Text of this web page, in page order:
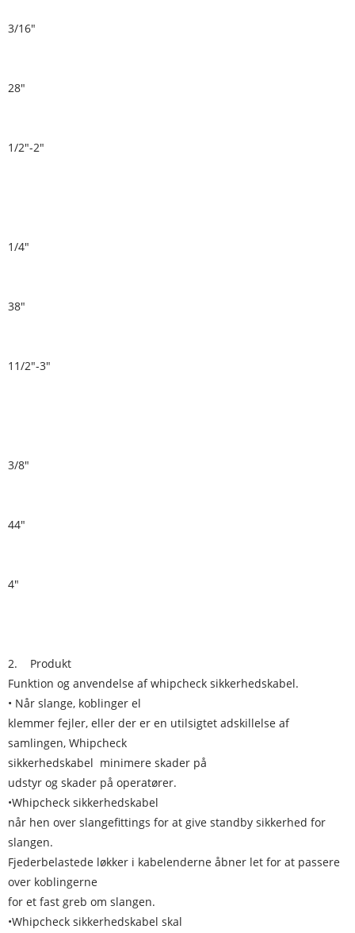
3/16"
28"
1/2"-2"
1/4"
38"
11/2"-3"
3/8"
44"
4"
2. Produkt
Funktion og anvendelse af whipcheck sikkerhedskabel.
• Når slange, koblinger el
klemmer fejler, eller der er en utilsigtet adskillelse af
samlingen, Whipcheck
sikkerhedskabel minimere skader på
udstyr og skader på operatører.
•Whipcheck sikkerhedskabel
når hen over slangefittings for at give standby sikkerhed for
slangen.
Fjederbelastede løkker i kabelenderne åbner let for at passere
over koblingerne
for et fast greb om slangen.
•Whipcheck sikkerhedskabel skal